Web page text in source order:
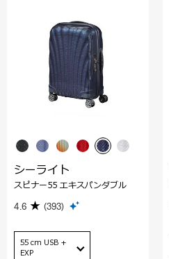
シーライト
スピナー55 エキスパンダブル
4.6 (393)
55 cm USB +
EXP